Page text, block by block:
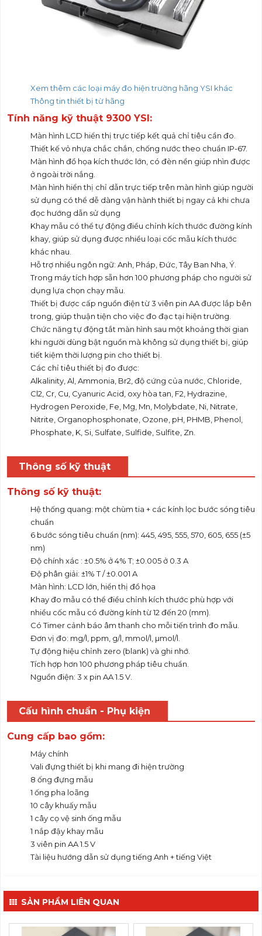
Xem thêm các loại máy đo hiện trường hãng YSI khác
Thông tin thiết bị từ hãng
Tính năng kỹ thuật 9300 YSI:
Màn hình LCD hiển thị trực tiếp kết quả chỉ tiêu cần đo.
Thiết kế vỏ nhựa chắc chắn, chống nước theo chuẩn IP-67.
Màn hình đồ họa kích thước lớn, có đèn nền giúp nhìn được
ở ngoài trời nắng.
Màn hình hiển thị chỉ dẫn trực tiếp trên màn hình giúp người
sử dụng có thể dễ dàng vận hành thiết bị ngay cả khi chưa
đọc hướng dẫn sử dụng
Khay mẫu có thể tự động điều chỉnh kích thước đường kính
khay, giúp sử dụng được nhiều loại cốc mẫu kích thước
khác nhau.
Hỗ trợ nhiều ngôn ngữ: Anh, Pháp, Đức, Tây Ban Nha, Ý.
Trong máy tích hợp sẵn hơn 100 phương pháp cho người sử
dụng lựa chọn chạy mẫu.
Thiết bị được cấp nguồn điện từ 3 viên pin AA được lắp bên
trong, giúp thuận tiện cho việc đo đạc tại hiện trường.
Chức năng tự động tắt màn hình sau một khoảng thời gian
khi người dùng bật nguồn mà không sử dụng thiết bị, giúp
tiết kiệm thời lượng pin cho thiết bị.
Các chỉ tiêu thiết bị đo được:
Alkalinity, Al, Ammonia, Br2, độ cứng của nước, Chloride,
Cl2, Cr, Cu, Cyanuric Acid, oxy hòa tan, F2, Hydrazine,
Hydrogen Peroxide, Fe, Mg, Mn, Molybdate, Ni, Nitrate,
Nitrite, Organophosphonate, Ozone, pH, PHMB, Phenol,
Phosphate, K, Si, Sulfate, Sulfide, Sulfite, Zn.
Thông số kỹ thuật
Thông số kỹ thuật:
Hệ thống quang: một chùm tia + các kính lọc bước sóng tiêu
chuẩn
6 bước sóng tiêu chuẩn (nm): 445, 495, 555, 570, 605, 655 (±5
nm)
Độ chính xác : ±0.5% ở 4% T; ±0.005 ở 0.3 A
Độ phân giải: ±1% T / ±0.001 A
Màn hình: LCD lớn, hiển thị đồ họa
Khay đo mẫu có thể điều chỉnh kích thước phù hợp với
nhiều cốc mẫu có đường kính từ 12 đến 20 (mm).
Có Timer cảnh báo âm thanh cho mỗi tiến trình đo mẫu.
Đơn vị đo: mg/l, ppm, g/l, mmol/l, µmol/l.
Tự động hiệu chỉnh zero (blank) và ghi nhớ.
Tích hợp hơn 100 phương pháp tiêu chuẩn.
Nguồn điện: 3 x pin AA 1.5 V.
Cấu hình chuẩn - Phụ kiện
Cung cấp bao gồm:
Máy chính
Vali đựng thiết bị khi mang đi hiện trường
8 ống đựng mẫu
1 ống pha loãng
10 cây khuấy mẫu
1 cây cọ vệ sinh ống mẫu
1 nắp đậy khay mẫu
3 viên pin AA 1.5 V
Tài liệu hướng dẫn sử dụng tiếng Anh + tiếng Việt
SẢN PHẨM LIÊN QUAN